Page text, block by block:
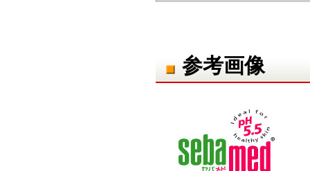
参考画像